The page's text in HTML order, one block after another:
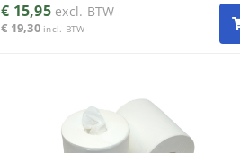
€ 15,95 excl. BTW
€ 19,30 incl. BTW